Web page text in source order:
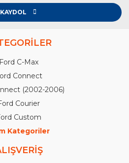
KAYDOL
Ford C-Max
Connect
(2002-2006)
Courier
Custom
Kategoriler